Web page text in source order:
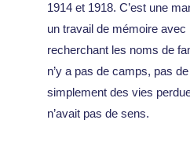
1914 et 1918. C’est une
un travail de mémoire avec
recherchant les noms de
n’y a pas de camps, pas
simplement des vies
n’avait pas de sens.